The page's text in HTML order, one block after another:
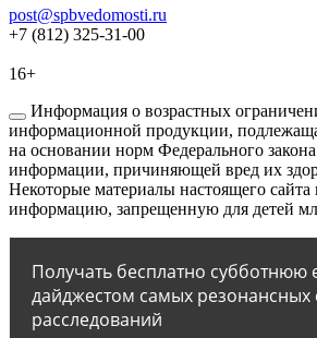
post@spbvedomosti.ru
+7 (812) 325-31-00
16+
Информация о возрастных
информационной продукции,
на основании норм Федерального
информации, причиняющей вред их
Некоторые материалы настоящего сайта
информацию, запрещенную для детей
Получать бесплатно субботнюю
дайджестом самых резонансных
расследований